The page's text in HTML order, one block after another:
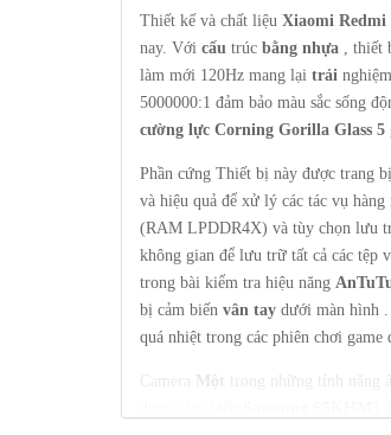
Thiết kế và chất liệu Xiaomi Redmi
nay. Với cấu trúc bằng nhựa , thiết
làm mới 120Hz mang lại trải
5000000:1 đảm bảo màu sắc sống
cường lực Corning Gorilla Glass 5
Phần cứng Thiết bị này được trang
và hiệu quả để xử lý các tác vụ
(RAM LPDDR4X) và tùy chọn lưu
không gian để lưu trữ tất cả các tệp
trong bài kiểm tra hiệu năng
bị cảm biến vân tay dưới màn hình
quá nhiệt trong các phiên chơi game
Camera Một trong những tính năng